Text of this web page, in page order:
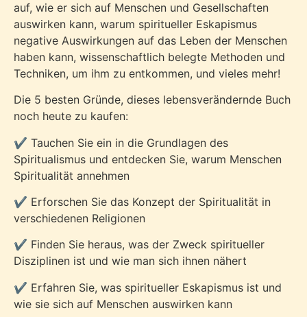
auf, wie er sich auf Menschen und Gesellschaften
auswirken kann, warum spiritueller Eskapismus
negative Auswirkungen auf das Leben der Menschen
haben kann, wissenschaftlich belegte Methoden und
Techniken, um ihm zu entkommen, und vieles mehr!
Die 5 besten Gründe, dieses lebensverändernde Buch
noch heute zu kaufen:
✔️ Tauchen Sie ein in die Grundlagen des
Spiritualismus und entdecken Sie, warum Menschen
Spiritualität annehmen
✔️ Erforschen Sie das Konzept der Spiritualität in
verschiedenen Religionen
✔️ Finden Sie heraus, was der Zweck spiritueller
Disziplinen ist und wie man sich ihnen nähert
✔️ Erfahren Sie, was spiritueller Eskapismus ist und
wie sie sich auf Menschen auswirken kann